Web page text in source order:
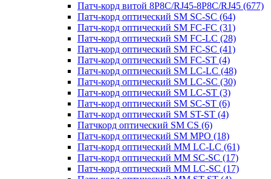
Патч-корд витой 8P8C/RJ45-8P8C/RJ45 (677)
Патч-корд оптический SM SC-SC (64)
Патч-корд оптический SM FC-FC (31)
Патч-корд оптический SM FC-LC (28)
Патч-корд оптический SM FC-SC (41)
Патч-корд оптический SM FC-ST (4)
Патч-корд оптический SM LC-LC (48)
Патч-корд оптический SM LC-SC (30)
Патч-корд оптический SM LC-ST (3)
Патч-корд оптический SM SC-ST (6)
Патч-корд оптический SM ST-ST (4)
Патчкорд оптический SM CS (6)
Патч-корд оптический SM MPO (18)
Патч-корд оптический MM LC-LC (61)
Патч-корд оптический MM SC-SC (17)
Патч-корд оптический MM LC-SC (17)